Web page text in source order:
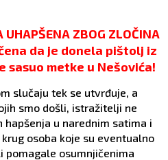
UHAPŠENA ZBOG ZLOČINA
da je donela pištolj iz
sasuo metke u Nešovića!
slučaju tek se utvrđuje, a
smo došli, istražitelji ne
u narednim satima i
osoba koje su eventualno
pomagale osumnjičenima